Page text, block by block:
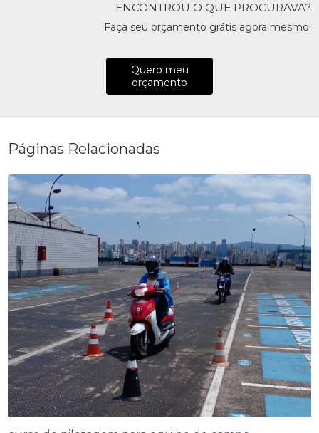
ENCONTROU O QUE PROCURAVA?
Faça seu orçamento grátis agora mesmo!
Quero meu
orçamento
Páginas Relacionadas